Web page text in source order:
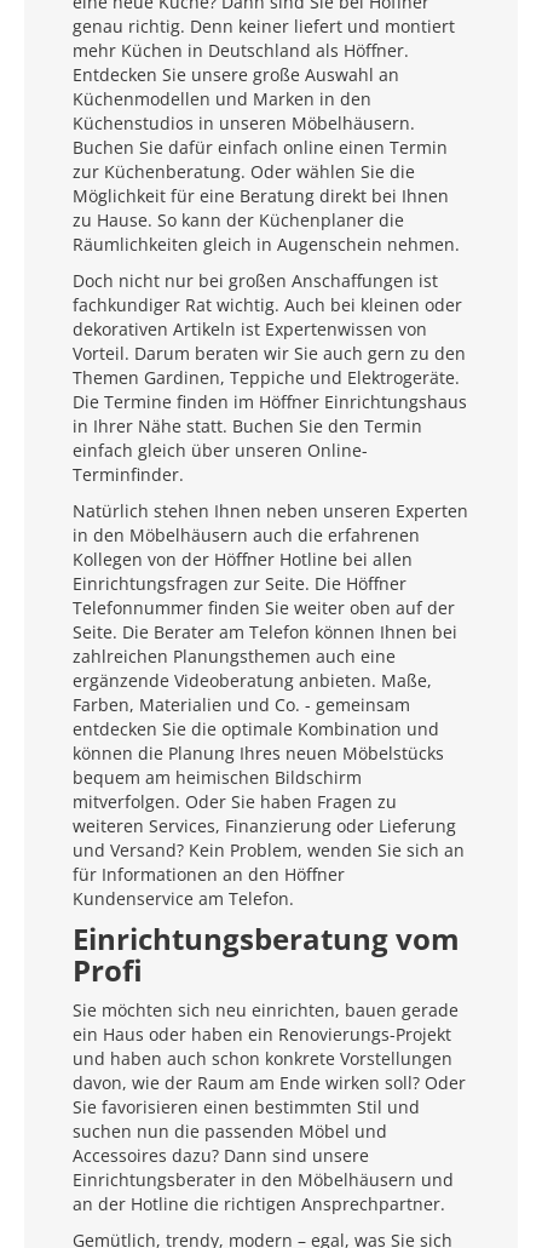
genau richtig. Denn keiner liefert und montiert
mehr Küchen in Deutschland als Höffner.
Entdecken Sie unsere große Auswahl an
Küchenmodellen und Marken in den
Küchenstudios in unseren Möbelhäusern.
Buchen Sie dafür einfach online einen Termin
zur Küchenberatung. Oder wählen Sie die
Möglichkeit für eine Beratung direkt bei Ihnen
zu Hause. So kann der Küchenplaner die
Räumlichkeiten gleich in Augenschein nehmen.
Doch nicht nur bei großen Anschaffungen ist
fachkundiger Rat wichtig. Auch bei kleinen oder
dekorativen Artikeln ist Expertenwissen von
Vorteil. Darum beraten wir Sie auch gern zu den
Themen Gardinen, Teppiche und Elektrogeräte.
Die Termine finden im Höffner Einrichtungshaus
in Ihrer Nähe statt. Buchen Sie den Termin
einfach gleich über unseren Online-
Terminfinder.
Natürlich stehen Ihnen neben unseren Experten
in den Möbelhäusern auch die erfahrenen
Kollegen von der Höffner Hotline bei allen
Einrichtungsfragen zur Seite. Die Höffner
Telefonnummer finden Sie weiter oben auf der
Seite. Die Berater am Telefon können Ihnen bei
zahlreichen Planungsthemen auch eine
ergänzende Videoberatung anbieten. Maße,
Farben, Materialien und Co. - gemeinsam
entdecken Sie die optimale Kombination und
können die Planung Ihres neuen Möbelstücks
bequem am heimischen Bildschirm
mitverfolgen. Oder Sie haben Fragen zu
weiteren Services, Finanzierung oder Lieferung
und Versand? Kein Problem, wenden Sie sich an
für Informationen an den Höffner
Kundenservice am Telefon.
Einrichtungsberatung vom
Profi
Sie möchten sich neu einrichten, bauen gerade
ein Haus oder haben ein Renovierungs-Projekt
und haben auch schon konkrete Vorstellungen
davon, wie der Raum am Ende wirken soll? Oder
Sie favorisieren einen bestimmten Stil und
suchen nun die passenden Möbel und
Accessoires dazu? Dann sind unsere
Einrichtungsberater in den Möbelhäusern und
an der Hotline die richtigen Ansprechpartner.
Gemütlich, trendy, modern – egal, was Sie sich